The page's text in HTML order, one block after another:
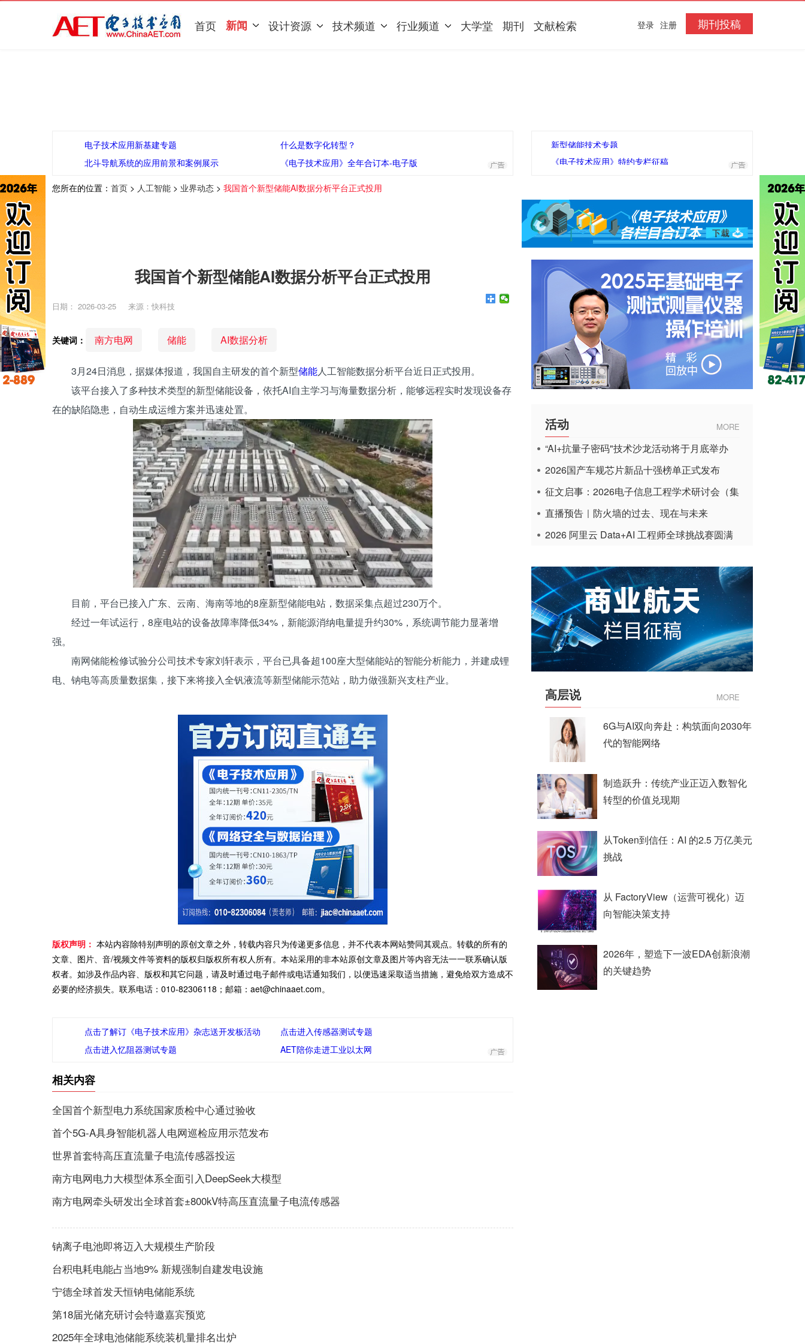
首页 新闻 设计资源 技术频道 行业频道 大学堂 期刊 文献检索 期刊投稿
登录 注册
电子技术应用新基建专题
什么是数字化转型？
北斗导航系统的应用前景和案例展示
《电子技术应用》全年合订本-电子版
新型储能技术专题
《电子技术应用》特约专栏征稿
您所在的位置： 首页 > 人工智能 > 业界动态 > 我国首个新型储能AI数据分析平台正式投用
我国首个新型储能AI数据分析平台正式投用
日期： 2026-03-25 来源：快科技
关键词： 南方电网 储能 AI数据分析
3月24日消息，据媒体报道，我国自主研发的首个新型储能人工智能数据分析平台近日正式投用。
该平台接入了多种技术类型的新型储能设备，依托AI自主学习与海量数据分析，能够远程实时发现设备存
在的缺陷隐患，自动生成运维方案并迅速处置。
目前，平台已接入广东、云南、海南等地的8座新型储能电站，数据采集点超过230万个。
经过一年试运行，8座电站的设备故障率降低34%，新能源消纳电量提升约30%，系统调节能力显著增
强。
南网储能检修试验分公司技术专家刘轩表示，平台已具备超100座大型储能站的智能分析能力，并建成锂
电、钠电等高质量数据集，接下来将接入全钒液流等新型储能示范站，助力做强新兴支柱产业。
版权声明： 本站内容除特别声明的原创文章之外，转载内容只为传递更多信息，并不代表本网站赞同其观点。转载的所有的
文章、图片、音/视频文件等资料的版权归版权所有权人所有。本站采用的非本站原创文章及图片等内容无法一一联系确认版
权者。如涉及作品内容、版权和其它问题，请及时通过电子邮件或电话通知我们，以便迅速采取适当措施，避免给双方造成不
必要的经济损失。联系电话：010-82306118；邮箱：aet@chinaaet.com。
点击了解订《电子技术应用》杂志送开发板活动
点击进入传感器测试专题
点击进入忆阻器测试专题
AET陪你走进工业以太网
相关内容
全国首个新型电力系统国家质检中心通过验收
首个5G-A具身智能机器人电网巡检应用示范发布
世界首套特高压直流量子电流传感器投运
南方电网电力大模型体系全面引入DeepSeek大模型
南方电网牵头研发出全球首套±800kV特高压直流量子电流传感器
钠离子电池即将迈入大规模生产阶段
台积电耗电能占当地9% 新规强制自建发电设施
宁德全球首发天恒钠电储能系统
第18届光储充研讨会特邀嘉宾预览
2025年全球电池储能系统装机量排名出炉
活动 MORE
“AI+抗量子密码"技术沙龙活动将于月底举办
2026国产车规芯片新品十强榜单正式发布
征文启事：2026电子信息工程学术研讨会（集
成电路应用杂志）
直播预告｜防火墙的过去、现在与未来
2026 阿里云 Data+AI 工程师全球挑战赛圆满
高层说 MORE
6G与AI双向奔赴：构筑面向2030年
代的智能网络
制造跃升：传统产业正迈入数智化
转型的价值兑现期
从Token到信任：AI 的2.5 万亿美元
挑战
从 FactoryView（运营可视化）迈
向智能决策支持
2026年，塑造下一波EDA创新浪潮
的关键趋势